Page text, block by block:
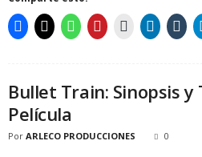
Bullet Train: Sinopsis y
Película
Por ARLECO PRODUCCIONES 0